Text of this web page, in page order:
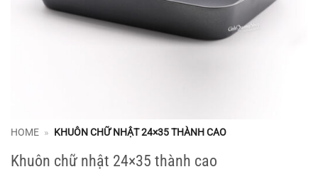
HOME » KHUÔN CHỮ NHẬT 24×35 THÀNH CAO
Khuôn chữ nhật 24×35 thành cao